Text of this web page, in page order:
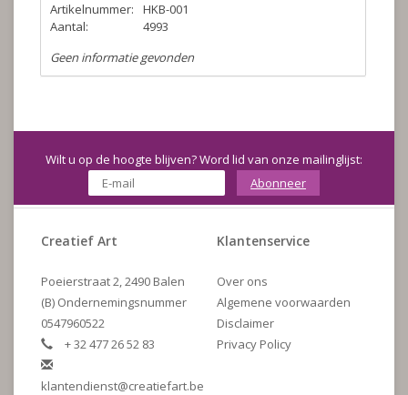
Artikelnummer:
HKB-001
Aantal:
4993
Geen informatie gevonden
Wilt u op de hoogte blijven? Word lid van onze mailinglijst:
Abonneer
Creatief Art
Poeierstraat 2, 2490 Balen
(B) Ondernemingsnummer
0547960522
+ 32 477 26 52 83
klantendienst@creatiefart.be
Klantenservice
Over ons
Algemene voorwaarden
Disclaimer
Privacy Policy